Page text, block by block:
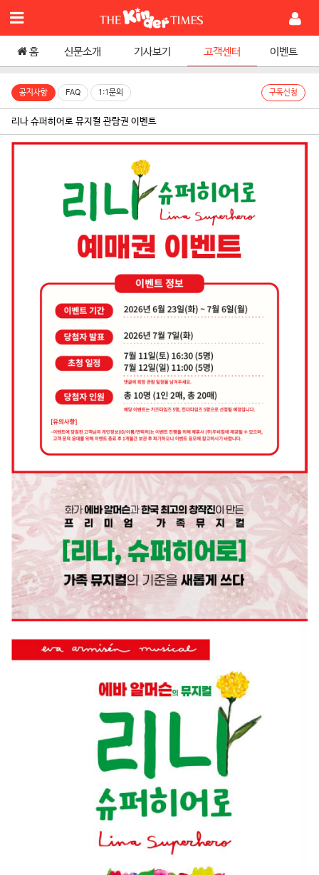
홈 신문소개 기사보기 고객센터 이벤트
공지사항 FAQ 1:1문의 구독신청
리나 슈퍼히어로 뮤지컬 관람권 이벤트